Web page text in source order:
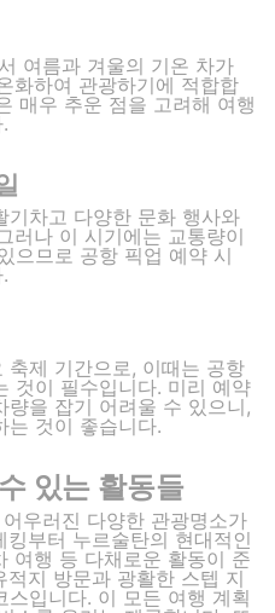
여름과 겨울의 기온 차가
화하여 관광하기에 적합합
매우 추운 점을 고려해 여행
기차고 다양한 문화 행사와
러나 이 시기에는 교통량이
으므로 공항 픽업 예약 시
축제 기간으로, 이때는 공항
것이 필수입니다. 미리 예약
을 잡기 어려울 수 있으니,
는 것이 좋습니다.
있는 활동들
우러진 다양한 관광명소가
부터 누르술탄의 현대적인
여행 등 다채로운 활동이 준
지 방문과 광활한 스텝 지
입니다. 이 모든 여행 계획